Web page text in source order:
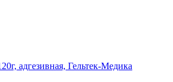
адгезивная, Гельтек-Медика